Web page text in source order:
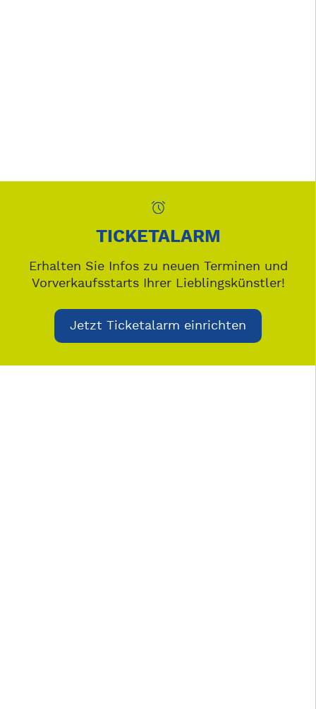
TICKETALARM
Erhalten Sie Infos zu neuen Terminen und
Vorverkaufsstarts Ihrer Lieblingskünstler!
Jetzt Ticketalarm einrichten